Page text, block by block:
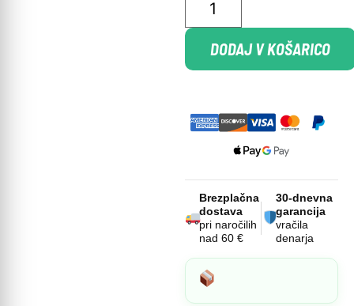
DODAJ V KOŠARICO
Brezplačna
dostava
pri naročilih
nad 60 €
30-dnevna
garancija
vračila
denarja